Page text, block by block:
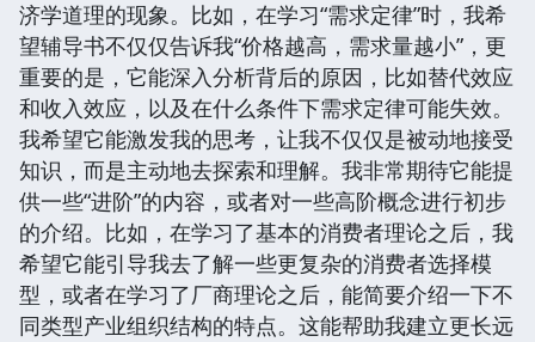
济学道理的现象。比如，在学习“需求定律”时，我希
望辅导书不仅仅告诉我“价格越高，需求量越小”，更
重要的是，它能深入分析背后的原因，比如替代效应
和收入效应，以及在什么条件下需求定律可能失效。
我希望它能激发我的思考，让我不仅仅是被动地接受
知识，而是主动地去探索和理解。我非常期待它能提
供一些“进阶”的内容，或者对一些高阶概念进行初步
的介绍。比如，在学习了基本的消费者理论之后，我
希望它能引导我去了解一些更复杂的消费者选择模
型，或者在学习了厂商理论之后，能简要介绍一下不
同类型产业组织结构的特点。这能帮助我建立更长远